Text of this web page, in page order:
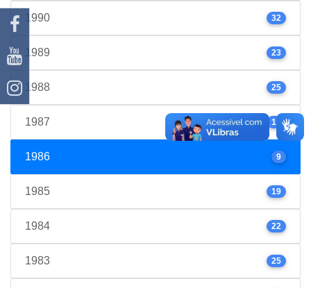
1990 32
1989 23
1988 25
1987 17
1986 9
1985 19
1984 22
1983 25